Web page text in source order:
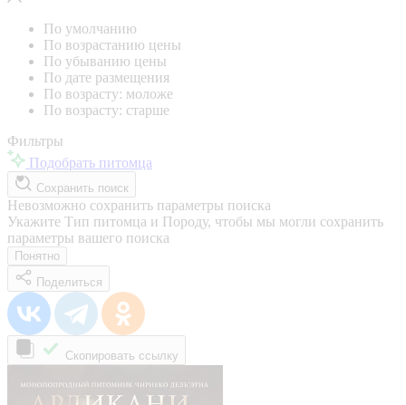
По умолчанию
По возрастанию цены
По убыванию цены
По дате размещения
По возрасту: моложе
По возрасту: старше
Фильтры
Подобрать питомца
Сохранить поиск
Невозможно сохранить параметры поиска
Укажите Тип питомца и Породу, чтобы мы могли сохранить
параметры вашего поиска
Понятно
Поделиться
Скопировать ссылку